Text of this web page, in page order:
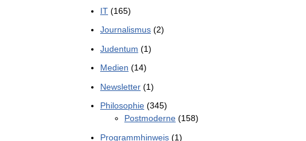
IT (165)
Journalismus (2)
Judentum (1)
Medien (14)
Newsletter (1)
Philosophie (345)
Postmoderne (158)
Programmhinweis (1)